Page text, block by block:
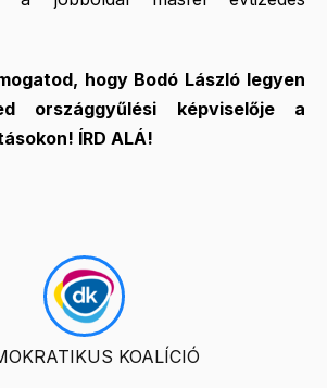
hogy Bodó László legyen
országgyűlési képviselője a
ÍRD ALÁ!
KOALÍCIÓ